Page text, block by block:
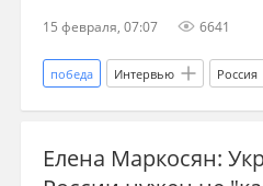
15 февраля, 07:07 6641
победа Интервью Россия
Владимир Путин ЕС
переговоры война
Елена Маркосян: